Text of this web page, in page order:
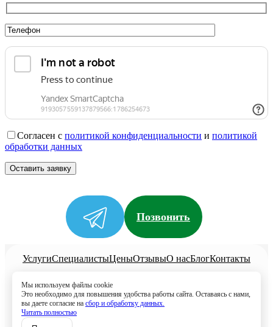
Согласен с политикой конфиденциальности и политикой
обработки данных
Мы используем файлы cookie
Это необходимо для повышения удобства работы сайта. Оставаясь с нами,
вы даете согласие на сбор и обработку данных.
Читать полностью
Позвонить
УслугиСпециалистыЦеныОтзывыО насБлогКонтакты
Согласие на обработку
8 (499) 113-80-28